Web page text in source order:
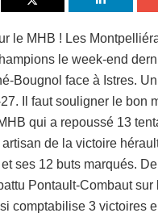
le MHB ! Les
le week-end
Bougnol face à Istres.
Il faut souligner le bon
qui a repoussé 13
de la victoire
ses 12 buts marqués.
Pontault-Combaut sur
comptabilise 3 victoires